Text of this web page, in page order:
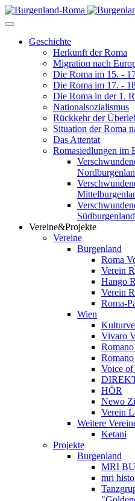
Geschichte
Herkunft der Roma
Migration nach
Die Roma im 15. -
Die Roma im 17. -
Die Roma in der 1.
Nationalsozialismus
Rückkehr der
Situation der Roma
Das Attentat
Romasiedlungen im
Südburgenland
Vereine&Projekte
Vereine
Burgenland
Roma
Verein
Hango
Verein
Roma-
Wien
Vivaro
Voice
HÖR
Newo
Verein
Weitere
Ketani
Projekte
Burgenland
MRI
mri